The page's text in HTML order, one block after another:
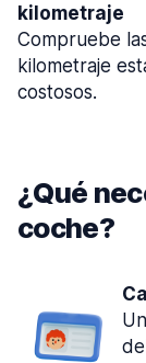
kilometraje
Compruebe
kilometraje
costosos.
¿Qué
coche?